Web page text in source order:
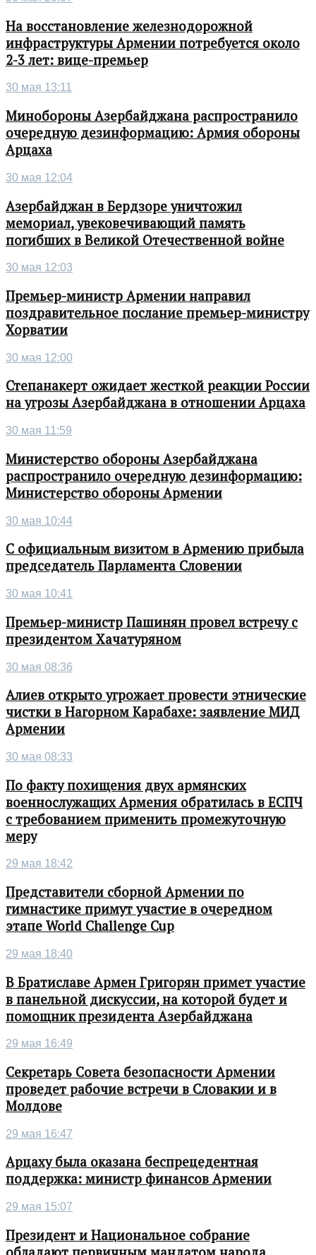
На восстановление железнодорожной
инфраструктуры Армении потребуется около
2-3 лет: вице-премьер
30 мая 13:11
Минобороны Азербайджана распространило
очередную дезинформацию: Армия обороны
Арцаха
30 мая 12:04
Азербайджан в Бердзоре уничтожил
мемориал, увековечивающий память
погибших в Великой Отечественной войне
30 мая 12:03
Премьер-министр Армении направил
поздравительное послание премьер-министру
Хорватии
30 мая 12:00
Степанакерт ожидает жесткой реакции России
на угрозы Азербайджана в отношении Арцаха
30 мая 11:59
Министерство обороны Азербайджана
распространило очередную дезинформацию:
Министерство обороны Армении
30 мая 10:44
С официальным визитом в Армению прибыла
председатель Парламента Словении
30 мая 10:41
Премьер-министр Пашинян провел встречу с
президентом Хачатуряном
30 мая 08:36
Алиев открыто угрожает провести этнические
чистки в Нагорном Карабахе: заявление МИД
Армении
30 мая 08:33
По факту похищения двух армянских
военнослужащих Армения обратилась в ЕСПЧ
с требованием применить промежуточную
меру
29 мая 18:42
Представители сборной Армении по
гимнастике примут участие в очередном
этапе World Challenge Cup
29 мая 18:40
В Братиславе Армен Григорян примет участие
в панельной дискуссии, на которой будет и
помощник президента Азербайджана
29 мая 16:49
Секретарь Совета безопасности Армении
проведет рабочие встречи в Словакии и в
Молдове
29 мая 16:47
Арцаху была оказана беспрецедентная
поддержка: министр финансов Армении
29 мая 15:07
Президент и Национальное собрание